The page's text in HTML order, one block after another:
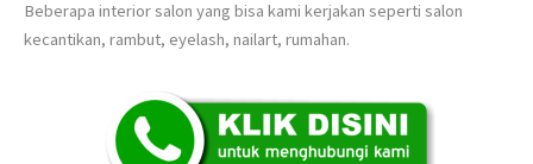
Beberapa interior salon yang bisa kami kerjakan seperti salon
kecantikan, rambut, eyelash, nailart, rumahan.